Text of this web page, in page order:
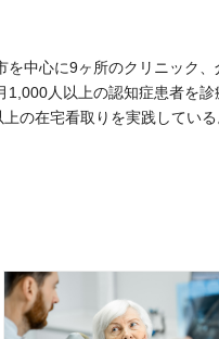
を中心に9ヶ所のクリニック
1,000人以上の認知症患者を
の在宅看取りを実践している